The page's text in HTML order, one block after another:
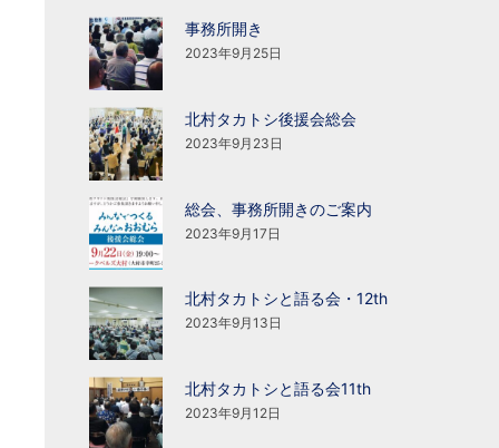
事務所開き
2023年9月25日
北村タカトシ後援会総会
2023年9月23日
総会、事務所開きのご案内
2023年9月17日
北村タカトシと語る会・12th
2023年9月13日
北村タカトシと語る会11th
2023年9月12日